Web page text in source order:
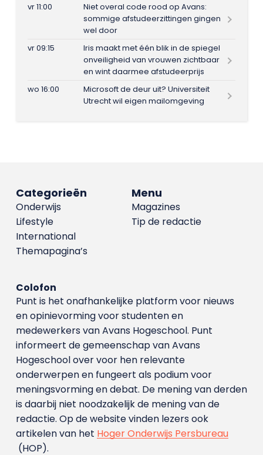
vr 11:00
Niet overal code rood op Avans:
sommige afstudeerzittingen gingen
wel door
vr 09:15
Iris maakt met één blik in de spiegel
onveiligheid van vrouwen zichtbaar
en wint daarmee afstudeerprijs
wo 16:00
Microsoft de deur uit? Universiteit
Utrecht wil eigen mailomgeving
Menu
Magazines
Tip de redactie
Categorieën
Onderwijs
Lifestyle
International
Themapagina’s
Colofon
Punt is het onafhankelijke platform voor nieuws
en opinievorming voor studenten en
medewerkers van Avans Hoge­school. Punt
informeert de gemeenschap van Avans
Hogeschool over voor hen relevante
onderwerpen en fungeert als podium voor
meningsvorming en debat. De mening van derden
is daarbij niet noodzakelijk de mening van de
redactie. Op de website vinden lezers ook
artikelen van het Hoger Onderwijs Persbureau
(HOP).